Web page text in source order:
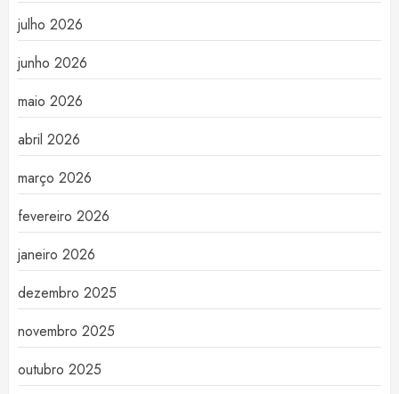
julho 2026
junho 2026
maio 2026
abril 2026
março 2026
fevereiro 2026
janeiro 2026
dezembro 2025
novembro 2025
outubro 2025